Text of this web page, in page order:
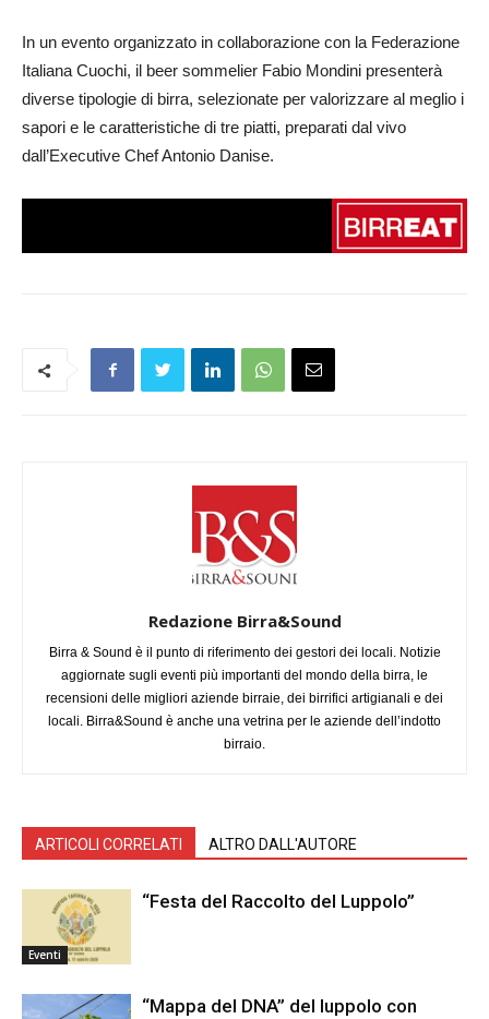
In un evento organizzato in collaborazione con la Federazione
Italiana Cuochi, il beer sommelier Fabio Mondini presenterà
diverse tipologie di birra, selezionate per valorizzare al meglio i
sapori e le caratteristiche di tre piatti, preparati dal vivo
dall’Executive Chef Antonio Danise.
Redazione Birra&Sound
Birra & Sound è il punto di riferimento dei gestori dei locali. Notizie
aggiornate sugli eventi più importanti del mondo della birra, le
recensioni delle migliori aziende birraie, dei birrifici artigianali e dei
locali. Birra&Sound è anche una vetrina per le aziende dell’indotto
birraio.
ARTICOLI CORRELATI ALTRO DALL'AUTORE
Eventi
“Festa del Raccolto del Luppolo”
“Mappa del DNA” del luppolo con